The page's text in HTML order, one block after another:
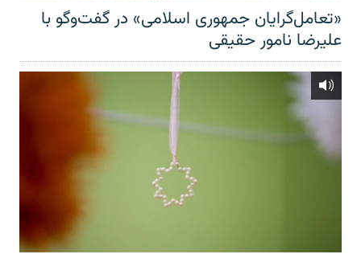
«تعامل‌گرایان جمهوری اسلامی» در گفت‌وگو با
علیرضا نامور حقیقی